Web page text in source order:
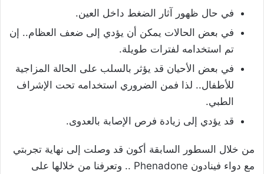
في حال ظهور آثار الضغط داخل العين.
في بعض الحالات يمكن أن يؤدي إلى ضعف العظام.. إن
تم استخدامه لفترات طويلة.
في بعض الأحيان قد يؤثر بالسلب على الحالة المزاجية
للأطفال.. لذا فمن الضروري استخدامه تحت الإشراف
الطبي.
قد يؤدي إلى زيادة فرص الإصابة بالعدوى.
من خلال السطور السابقة أكون قد وصلت إلى نهاية تجربتي
مع دواء فينادون Phenadone .. وتعرفنا من خلالها على